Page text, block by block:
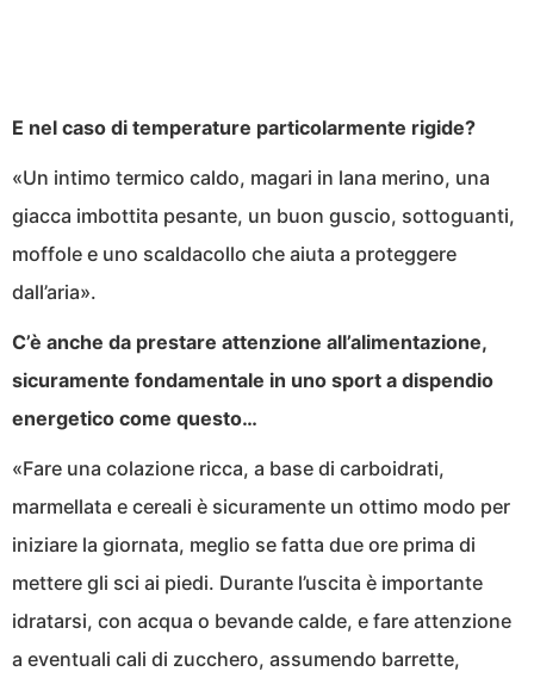
E nel caso di temperature particolarmente rigide?
«Un intimo termico caldo, magari in lana merino, una
giacca imbottita pesante, un buon guscio, sottoguanti,
moffole e uno scaldacollo che aiuta a proteggere
dall’aria».
C’è anche da prestare attenzione all’alimentazione,
sicuramente fondamentale in uno sport a dispendio
energetico come questo…
«Fare una colazione ricca, a base di carboidrati,
marmellata e cereali è sicuramente un ottimo modo per
iniziare la giornata, meglio se fatta due ore prima di
mettere gli sci ai piedi. Durante l’uscita è importante
idratarsi, con acqua o bevande calde, e fare attenzione
a eventuali cali di zucchero, assumendo barrette,